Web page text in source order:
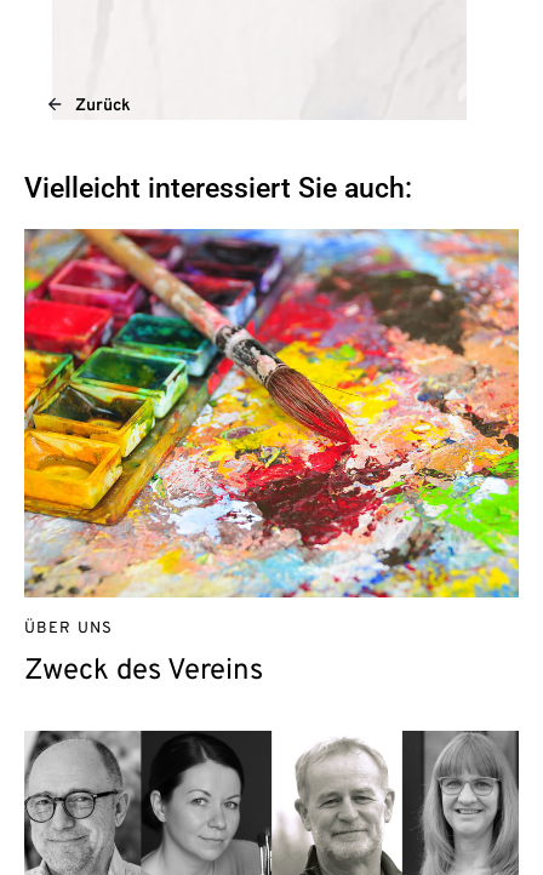
Zurück
Vielleicht interessiert Sie auch:
Zweck des Vereins
ÜBER UNS